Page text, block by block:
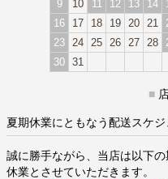
9
10 11 12 13 14
16
17 18 19 20 21
23
24 25 26 27 28
30 31
■
夏期休業にともなう配送スケ
誠に勝手ながら、当店は以下
休業とさせていただきます。